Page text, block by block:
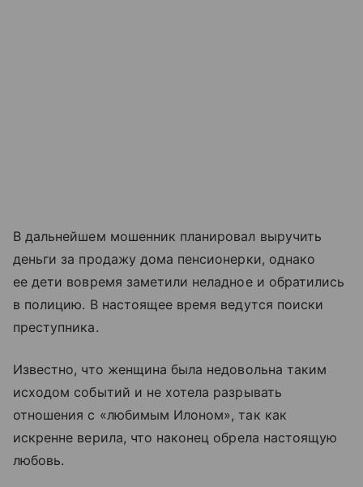
В дальнейшем мошенник планировал выручить
деньги за продажу дома пенсионерки, однако
ее дети вовремя заметили неладное и обратились
в полицию. В настоящее время ведутся поиски
преступника.
Известно, что женщина была недовольна таким
исходом событий и не хотела разрывать
отношения с «любимым Илоном», так как
искренне верила, что наконец обрела настоящую
любовь.